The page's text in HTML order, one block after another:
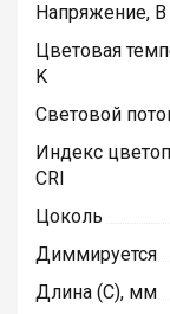
Напряжение, В
Цветовая
K
Световой
Индекс
CRI
Цоколь
Диммируется
Длина (C), мм